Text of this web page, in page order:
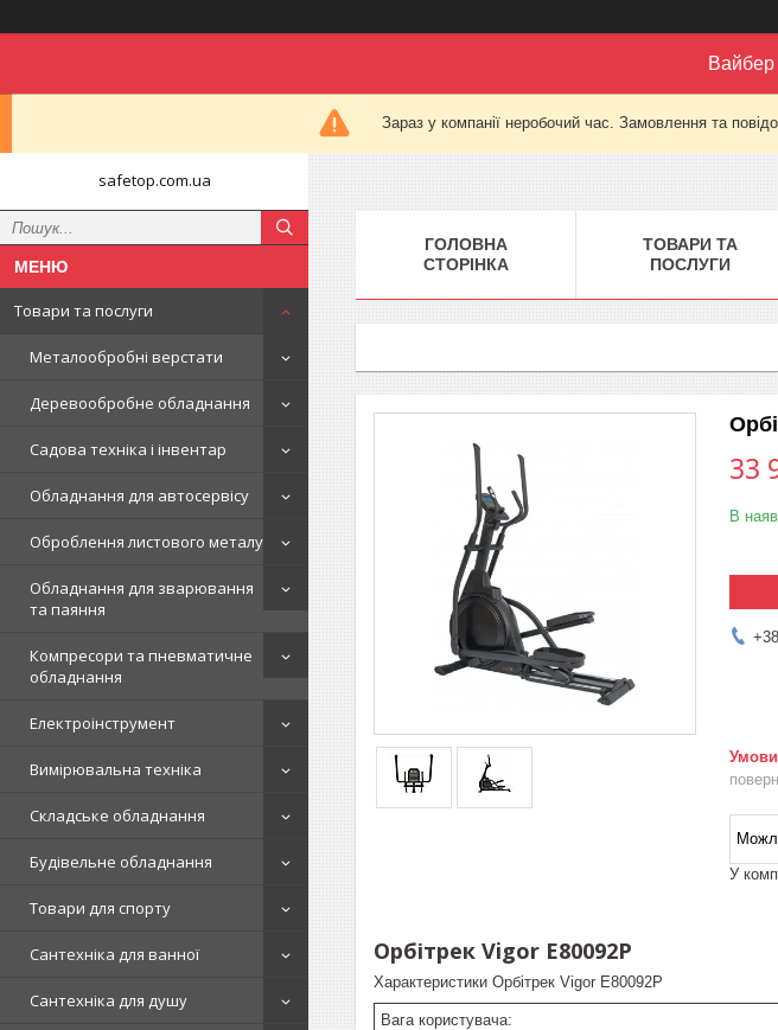
Зараз у компанії неробочий час. Замовлення та
safetop.com.ua
Товари та послуги
Металообробні верстати
Деревообробне обладнання
Садова техніка і інвентар
Обладнання для автосервісу
Оброблення листового металу
Обладнання для зварювання
та паяння
Компресори та пневматичне
обладнання
Електроінструмент
Вимірювальна техніка
Складське обладнання
Будівельне обладнання
Товари для спорту
Сантехніка для ванної
Сантехніка для душу
ГОЛОВНА
СТОРІНКА
ТОВАРИ ТА
ПОСЛУГИ
33
В
У
Орбітрек Vigor E80092P
Характеристики Орбітрек Vigor E80092P
Вага користувача: